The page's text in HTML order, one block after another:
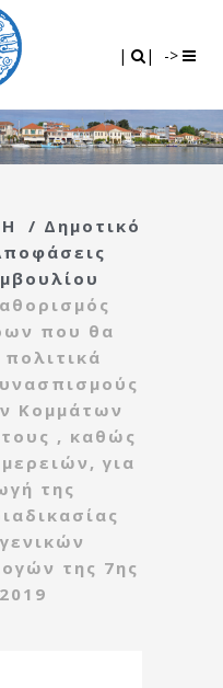
| | ->
/ Δημοτικό
που θα
Κομμάτων
, καθώς
για
της
της 7ης